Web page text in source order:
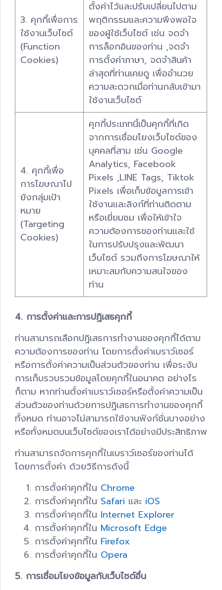
3. คุกกี้เพื่อการ
ใช้งานเว็บไซต์
(Function
Cookies)
ตั้งค่าไว้และปรับเปลี่ยนไปตาม
พฤติกรรมและความพึงพอใจ
ของผู้ใช้เว็บไซต์ เช่น จดจำ
การล็อกอินของท่าน ,จดจำ
การตั้งค่าภาษา, จดจำสินค้า
ล่าสุดที่ท่านเคยดู เพื่ออำนวย
ความสะดวกเมื่อท่านกลับเข้ามา
ใช้งานเว็บไซต์
4. คุกกี้เพื่อ
การโฆษณาไป
ยังกลุ่มเป้า
หมาย
(Targeting
Cookies)
คุกกี้ประเภทนี้เป็นคุกกี้ที่เกิด
จากการเชื่อมโยงเว็บไซต์ของ
บุคคลที่สาม เช่น Google
Analytics, Facebook
Pixels ,LINE Tags, Tiktok
Pixels เพื่อเก็บข้อมูลการเข้า
ใช้งานและลิงก์ที่ท่านติดตาม
หรือเยี่ยมชม เพื่อให้เข้าใจ
ความต้องการของท่านและใช้
ในการปรับปรุงและพัฒนา
เว็บไซต์ รวมถึงการโฆษณาให้
เหมาะสมกับความสนใจของ
ท่าน
4. การตั้งค่าและการปฏิเสธคุกกี้
ท่านสามารถเลือกปฏิเสธการทำงานของคุกกี้ได้ตาม
ความต้องการของท่าน โดยการตั้งค่าเบราว์เซอร์
หรือการตั้งค่าความเป็นส่วนตัวของท่าน เพื่อระงับ
การเก็บรวบรวมข้อมูลโดยคุกกี้ในอนาคต อย่างไร
ก็ตาม หากท่านตั้งค่าเบราว์เซอร์หรือตั้งค่าความเป็น
ส่วนตัวของท่านด้วยการปฏิเสธการทำงานของคุกกี้
ทั้งหมด ท่านอาจไม่สามารถใช้งานฟังก์ชั่นบางอย่าง
หรือทั้งหมดบนเว็บไซต์ของเราได้อย่างมีประสิทธิภาพ
ท่านสามารถจัดการคุกกี้ในเบราว์เซอร์ของท่านได้
โดยการตั้งค่า ด้วยวิธีการดังนี้
การตั้งค่าคุกกี้ใน Chrome
การตั้งค่าคุกกี้ใน Safari และ iOS
การตั้งค่าคุกกี้ใน Internet Explorer
การตั้งค่าคุกกี้ใน Microsoft Edge
การตั้งค่าคุกกี้ใน Firefox
การตั้งค่าคุกกี้ใน Opera
5. การเชื่อมโยงข้อมูลกับเว็บไซต์อื่น